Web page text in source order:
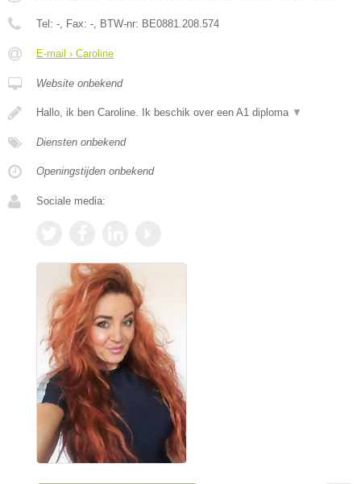
Tel: -, Fax: -, BTW-nr: BE0881.208.574
E-mail › Caroline
Website onbekend
Hallo, ik ben Caroline. Ik beschik over een A1 diploma ▼
Diensten onbekend
Openingstijden onbekend
Sociale media: